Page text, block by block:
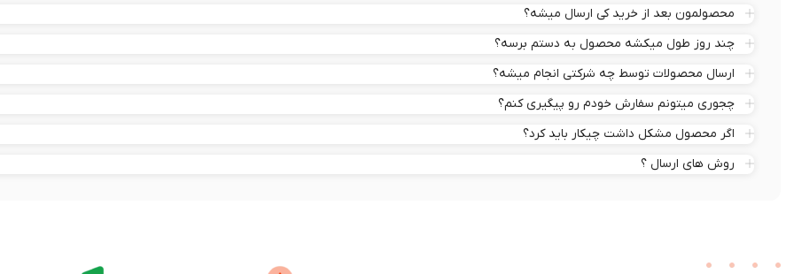
محصولمون بعد از خرید کی ارسال میشه؟
چند روز طول میکشه محصول به دستم برسه؟
ارسال محصولات توسط چه شرکتی انجام میشه؟
چجوری میتونم سفارش خودم رو پیگیری کنم؟
اگر محصول مشکل داشت چیکار باید کرد؟
روش های ارسال ؟